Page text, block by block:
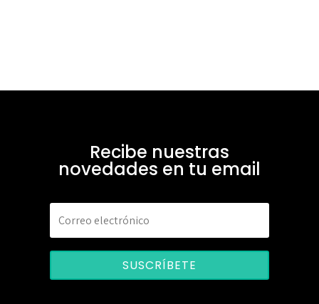
Recibe nuestras
novedades en tu email
SUSCRÍBETE